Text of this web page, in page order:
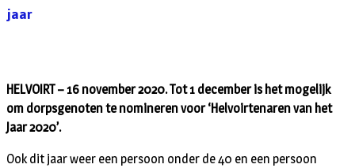
jaar
HELVOIRT – 16 november 2020. Tot 1 december is het mogelijk
om dorpsgenoten te nomineren voor ‘Helvoirtenaren van het
Jaar 2020’.
Ook dit jaar weer een persoon onder de 40 en een persoon